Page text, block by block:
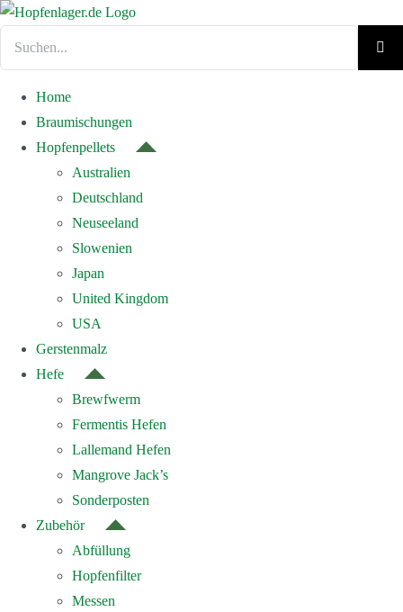
Zum
Home
Braumischungen
Hopfenpellets
Australien
Deutschland
Neuseeland
Slowenien
Japan
United Kingdom
USA
Gerstenmalz
Hefe
Brewfwerm
Fermentis Hefen
Lallemand Hefen
Mangrove Jack’s
Sonderposten
Zubehör
Abfüllung
Hopfenfilter
Messen